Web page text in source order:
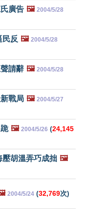
廣告 🖼️ 2004/5/28
民反 🖼️ 2004/5/28
請辭 🖼️ 2004/5/28
戰局 🖼️ 2004/5/27
🖼️ 2004/5/26 (24,145
壓胡溫弄巧成拙 🖼️
2004/5/24 (32,769次)